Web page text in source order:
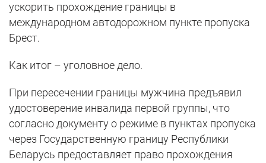
ускорить прохождение границы в
международном автодорожном пункте пропуска
Брест.
Как итог – уголовное дело.
При пересечении границы мужчина предъявил
удостоверение инвалида первой группы, что
согласно документу о режиме в пунктах пропуска
через Государственную границу Республики
Беларусь предоставляет право прохождения